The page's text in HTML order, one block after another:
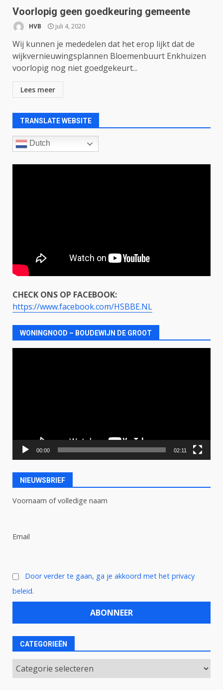
Voorlopig geen goedkeuring gemeente
HVB juli 4, 2020
Wij kunnen je mededelen dat het erop lijkt dat de
wijkvernieuwingsplannen Bloemenbuurt Enkhuizen
voorlopig nog niet goedgekeurt...
Lees meer
TRANSLATE WEBSITE
Dutch
CHECK ONS OP FACEBOOK:
https://www.facebook.com/HSBBE.NL
WONINGNOOD – BOUDEWIJN DE GROOT
00:00 02:11
NIEUWSBRIEF
Voornaam of volledige naam
Email
Door verder te gaan, ga je akkoord met het privacy
beleid.
CATEGORIEËN
Categorieën